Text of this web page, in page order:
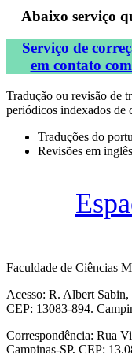
Abaixo serviço
Serviço de
em contato
Tradução ou revisão de
periódicos indexados de
Traduções do
Revisões em
Faculdade de Ciências
Acesso: R. Albert
CEP: 13083-894.
Correspondência: Rua
Campinas-SP, CEP: